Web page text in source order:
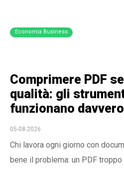
Economia Business
Comprimere PDF
qualità: gli
funzionano davvero
05-08-2026
Chi lavora ogni giorno con
bene il problema: un PDF